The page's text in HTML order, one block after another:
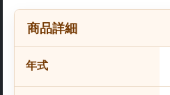
商品詳細
年式